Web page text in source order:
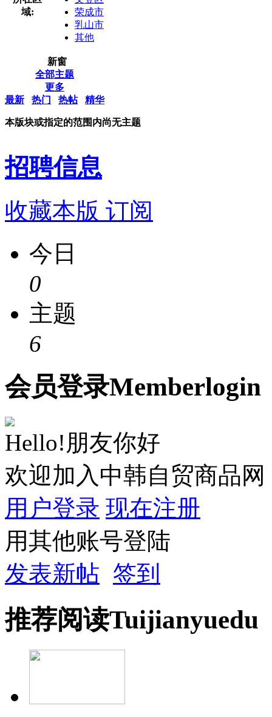
域:
荣成市
乳山市
其他
新窗
全部主题
更多
最新
热门 热帖 精华
本版块或指定的范围内尚无主题
招聘信息
收藏本版 订阅
今日
0
主题
6
会员登录Memberlogin
Hello!朋友你好
欢迎加入中韩自贸商品网
用户登录 现在注册
用其他账号登陆
发表新帖 签到
推荐阅读Tuijianyuedu